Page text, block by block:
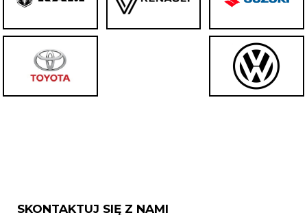
SKONTAKTUJ SIĘ Z NAMI